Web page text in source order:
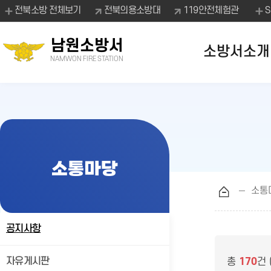
전북소방 전체보기 전북의용소방대 119안전체험관
남원소방서
NAMWON FIRE STATION 소방서소개
소통마당
공지사항
자유게시판
소통
총 170건